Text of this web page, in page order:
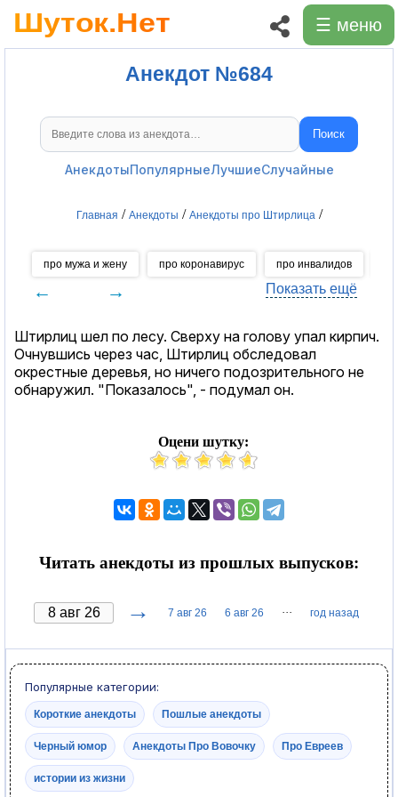
☰ меню
Анекдот №684
Поиск анекдотов Поиск
АнекдотыПопулярныеЛучшиеСлучайные
Главная / Анекдоты / Анекдоты про Штирлица /
про мужа и жену про коронавирус про инвалидов
← → Показать ещё
Штирлиц шел по лесу. Сверху на голову упал кирпич.
Очнувшись через час, Штирлиц обследовал
окрестные деревья, но ничего подозрительного не
обнаружил. "Показалось", - подумал он.
Оцени шутку:
Читать анекдоты из прошлых выпусков:
→ 7 авг 26 6 авг 26 ··· год назад
Популярные категории:
Короткие анекдоты Пошлые анекдоты
Черный юмор Анекдоты Про Вовочку Про Евреев
истории из жизни